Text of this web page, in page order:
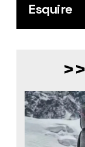
Esquire